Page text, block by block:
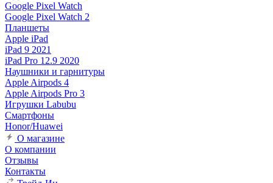
Google Pixel Watch
Google Pixel Watch 2
Планшеты
Apple iPad
iPad 9 2021
iPad Pro 12.9 2020
Наушники и гарнитуры
Apple Airpods 4
Apple Airpods Pro 3
Игрушки Labubu
Смартфоны
Honor/Huawei
О магазине
О компании
Отзывы
Контакты